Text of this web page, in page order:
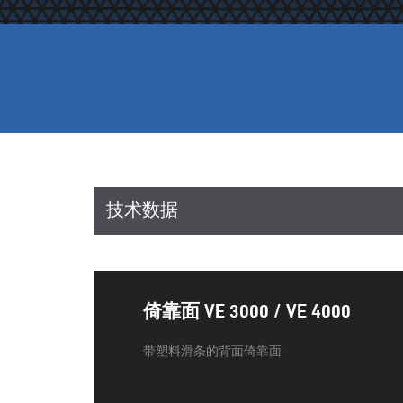
技术数据
倚靠面 VE 3000 / VE 4000
带塑料滑条的背面倚靠面